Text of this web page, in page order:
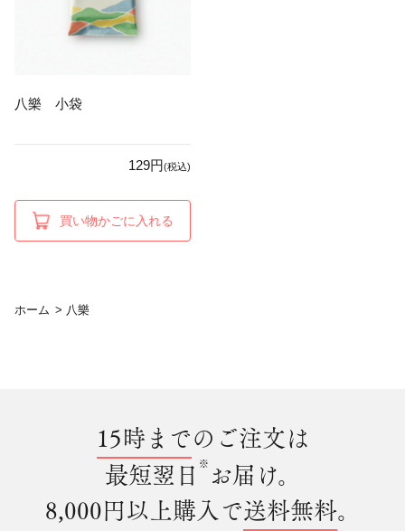
八樂 小袋
129円(税込)
買い物かごに入れる
ホーム > 八樂
15時までのご注文は
最短翌日 ※ お届け。
8,000円以上購入で送料無料。